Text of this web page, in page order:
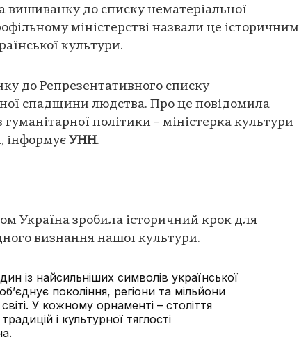
до списку нематеріальної
міністерстві назвали це історичним
культури.
до Репрезентативного списку
спадщини людства. Про це повідомила
гуманітарної політики – міністерка культури
інформує УНН.
Україна зробила історичний крок для
визнання нашої культури.
із найсильніших символів української
покоління, регіони та мільйони
У кожному орнаменті – століття
і культурної тяглості